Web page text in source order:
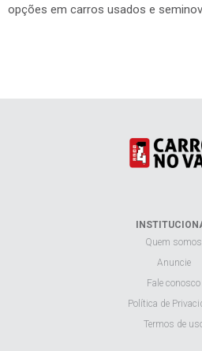
opções em carros usados e
Quem somos
Anuncie
Fale conosco
Política de
Termos de